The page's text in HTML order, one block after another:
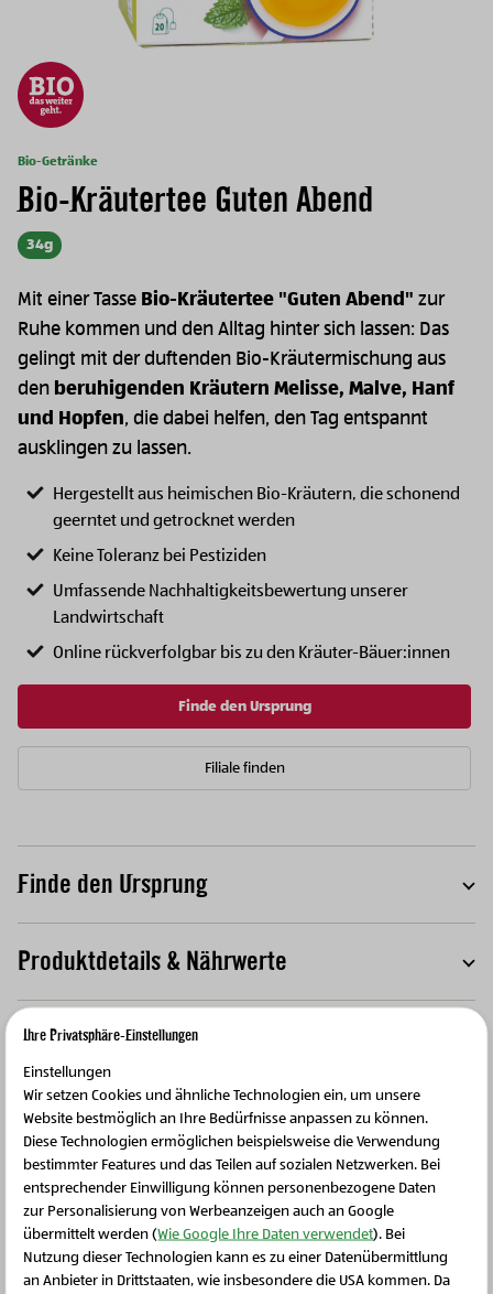
Bio-Getränke
Bio-Kräutertee Guten Abend
34g
Mit einer Tasse Bio-Kräutertee "Guten Abend" zur
Ruhe kommen und den Alltag hinter sich lassen: Das
gelingt mit der duftenden Bio-Kräutermischung aus
den beruhigenden Kräutern Melisse, Malve, Hanf
und Hopfen, die dabei helfen, den Tag entspannt
ausklingen zu lassen.
Hergestellt aus heimischen Bio-Kräutern, die schonend
geerntet und getrocknet werden
Keine Toleranz bei Pestiziden
Umfassende Nachhaltigkeitsbewertung unserer
Landwirtschaft
Online rückverfolgbar bis zu den Kräuter-Bäuer:innen
Finde den Ursprung
Filiale finden
Finde den Ursprung
Produktdetails & Nährwerte
Ursprungsregion
Mehrwert für die Region
Weitere Produkte
Ihre Privatsphäre-Einstellungen
Einstellungen
Wir setzen Cookies und ähnliche Technologien ein, um unsere
Website bestmöglich an Ihre Bedürfnisse anpassen zu können.
Diese Technologien ermöglichen beispielsweise die Verwendung
bestimmter Features und das Teilen auf sozialen Netzwerken. Bei
entsprechender Einwilligung können personenbezogene Daten
zur Personalisierung von Werbeanzeigen auch an Google
übermittelt werden (Wie Google Ihre Daten verwendet). Bei
Nutzung dieser Technologien kann es zu einer Datenübermittlung
an Anbieter in Drittstaaten, wie insbesondere die USA kommen. Da